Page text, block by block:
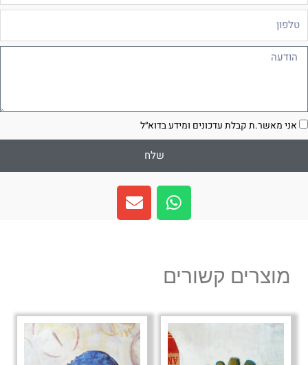
אני מאשר.ת קבלת עדכונים ומידע בדוא״ל
שלח
W
h
a
a
p
E
n
v
e
מוצרים קשורים